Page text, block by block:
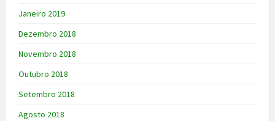
Janeiro 2019
Dezembro 2018
Novembro 2018
Outubro 2018
Setembro 2018
Agosto 2018